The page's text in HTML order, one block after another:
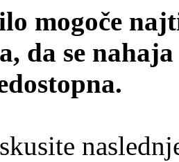
mogoče
da se